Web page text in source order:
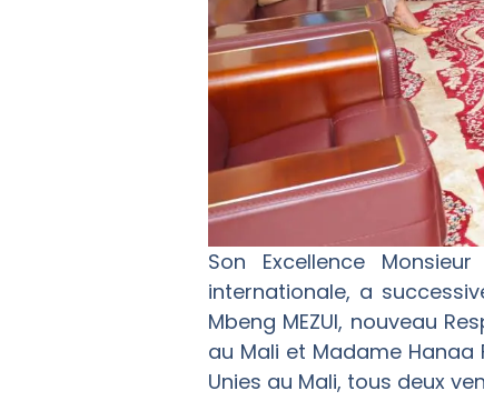
Son Excellence
internationale, a
Mbeng MEZUI, nouveau
au Mali et Madame Hanaa
Unies au Mali, tous deux